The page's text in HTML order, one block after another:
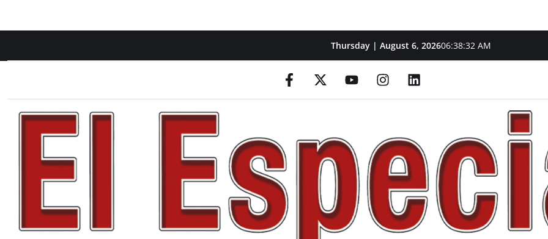
Thursday | August 6, 202606:38:33 AM